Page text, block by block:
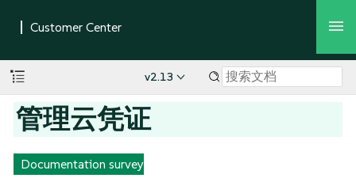
v2.13
管理云凭证
Documentation survey